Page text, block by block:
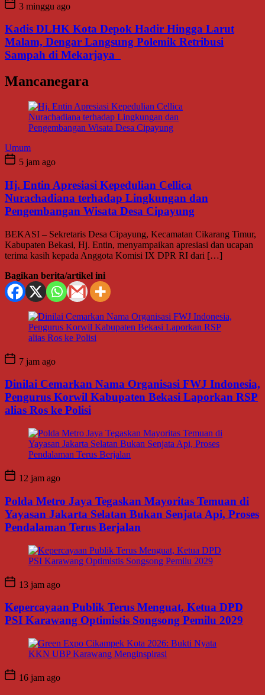
3 minggu ago
Kadis DLHK Kota Depok Hadir Hingga Larut
Malam, Dengar Langsung Polemik Retribusi
Sampah di Mekarjaya
Mancanegara
Umum
5 jam ago
Hj. Entin Apresiasi Kepedulian Cellica
Nurachadiana terhadap Lingkungan dan
Pengembangan Wisata Desa Cipayung
BEKASI – Sekretaris Desa Cipayung, Kecamatan Cikarang Timur,
Kabupaten Bekasi, Hj. Entin, menyampaikan apresiasi dan ucapan
terima kasih kepada Anggota Komisi IX DPR RI dari […]
Bagikan berita/artikel ini
7 jam ago
Dinilai Cemarkan Nama Organisasi FWJ Indonesia,
Pengurus Korwil Kabupaten Bekasi Laporkan RSP
alias Ros ke Polisi
12 jam ago
Polda Metro Jaya Tegaskan Mayoritas Temuan di
Yayasan Jakarta Selatan Bukan Senjata Api, Proses
Pendalaman Terus Berjalan
13 jam ago
Kepercayaan Publik Terus Menguat, Ketua DPD
PSI Karawang Optimistis Songsong Pemilu 2029
16 jam ago